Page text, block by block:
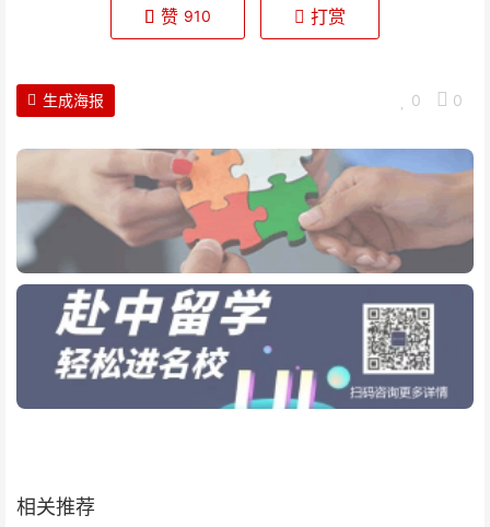
赞 910 打赏
0 0
生成海报
相关推荐